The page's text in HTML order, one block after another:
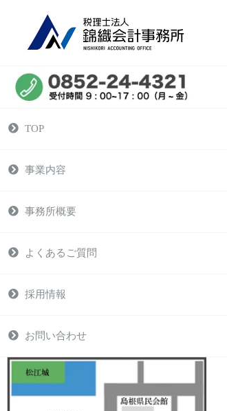
TOP
事業内容
事務所概要
よくあるご質問
採用情報
お問い合わせ